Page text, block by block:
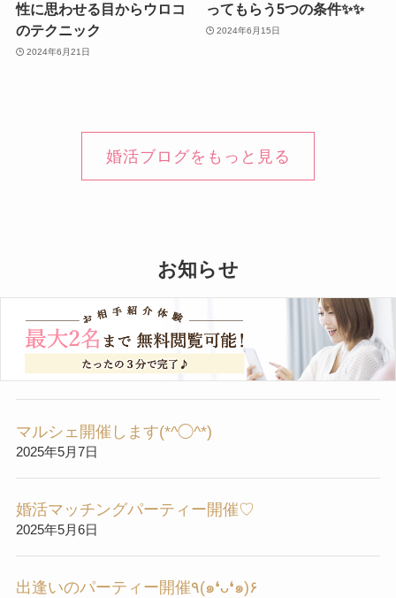
性に思わせる目からウロコ
のテクニック
2024年6月21日
ってもらう5つの条件✨✨
2024年6月15日
婚活ブログをもっと見る
お知らせ
カラオケ交流会開催します( ＾∀＾)
2025年8月14日
マルシェ開催します(*^◯^*)
2025年5月7日
婚活マッチングパーティー開催♡
2025年5月6日
出逢いのパーティー開催٩(๑❛ᴗ❛๑)۶